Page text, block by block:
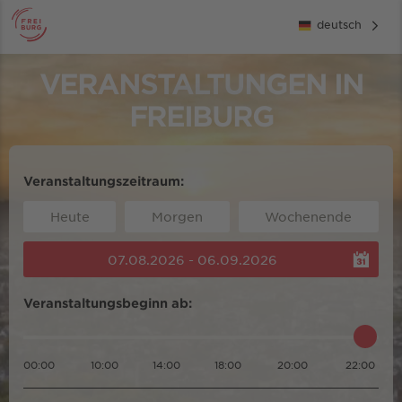
deutsch
VERANSTALTUNGEN IN
FREIBURG
Veranstaltungszeitraum:
Heute Morgen Wochenende
07.08.2026 - 06.09.2026
Veranstaltungsbeginn ab:
00:00 10:00 14:00 18:00 20:00 22:00